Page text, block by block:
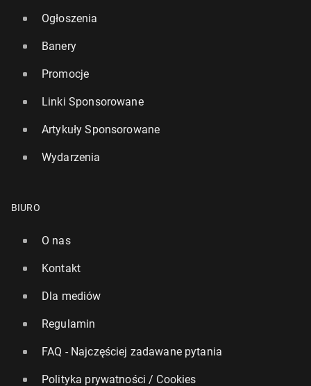
Ogłoszenia
Banery
Promocje
Linki Sponsorowane
Artykuły Sponsorowane
Wydarzenia
BIURO
O nas
Kontakt
Dla mediów
Regulamin
FAQ - Najczęściej zadawane pytania
Polityka prywatności / Cookies